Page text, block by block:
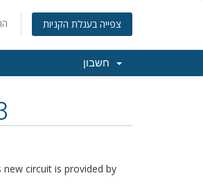
צפייה בעגלת הקניות
circuit is provided by